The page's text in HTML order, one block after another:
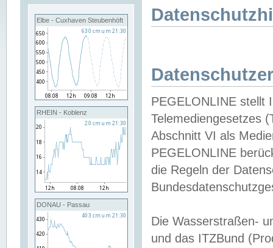
Elbe - Cuxhaven Steubenhöft
RHEIN - Koblenz
DONAU - Passau
PEGELONLINE stellt
Telemediengesetzes
Abschnitt VI als
PEGELONLINE
die Regeln der
Die Wasserstraßen-
und das ITZBund